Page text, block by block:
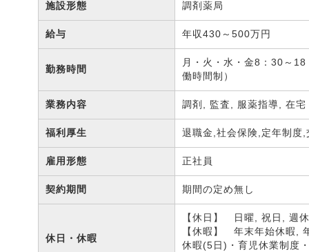
施設形態 調剤薬局
給与 年収430～500万円
勤務時間
月・火・水・金8：30～
働時間制）
業務内容 調剤, 監査, 服薬指導, 在宅
福利厚生 退職金,社会保険,定年制度
雇用形態 正社員
契約期間 期間の定め無し
休日・休暇
【休日】 日曜, 祝日, 週
【休暇】 年末年始休暇,
休暇(5日)・育児休業制度